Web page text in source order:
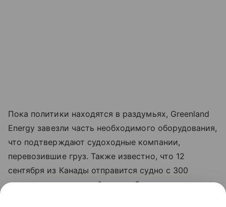
Пока политики находятся в раздумьях, Greenland
Energy завезли часть необходимого оборудования,
что подтверждают судоходные компании,
перевозившие груз. Также известно, что 12
сентября из Канады отправится судно с 300
транспортными контейнерами бурового